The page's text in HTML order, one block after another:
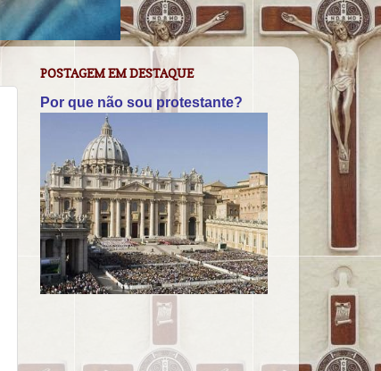
POSTAGEM EM DESTAQUE
Por que não sou protestante?